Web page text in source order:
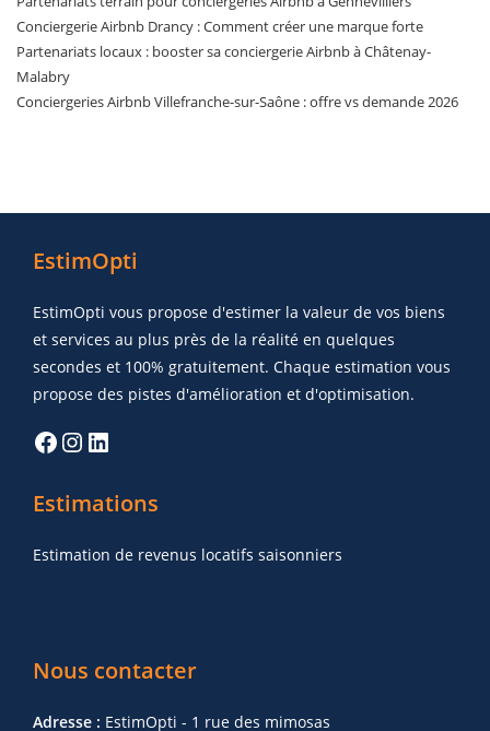
Conciergerie Airbnb Drancy : Comment créer une marque forte
Partenariats locaux : booster sa conciergerie Airbnb à Châtenay-
Malabry
Conciergeries Airbnb Villefranche-sur-Saône : offre vs demande 2026
EstimOpti
EstimOpti vous propose d'estimer la valeur de vos biens
et services au plus près de la réalité en quelques
secondes et 100% gratuitement. Chaque estimation vous
propose des pistes d'amélioration et d'optimisation.
Estimations
Estimation de revenus locatifs saisonniers
Nous contacter
Adresse : EstimOpti - 1 rue des mimosas